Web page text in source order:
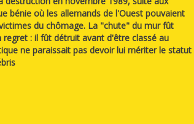
bénie où les allemands de l'Ouest pouvaient
du chômage. La "chute" du mur fût
: il fût détruit avant d'être classé au
ne paraissait pas devoir lui mériter le statut